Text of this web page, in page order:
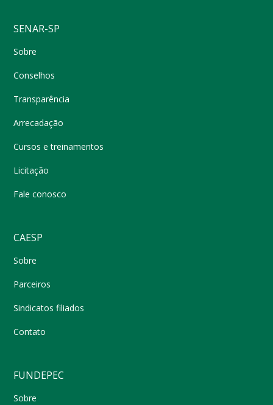
SENAR-SP
Sobre
Conselhos
Transparência
Arrecadação
Cursos e treinamentos
Licitação
Fale conosco
CAESP
Sobre
Parceiros
Sindicatos filiados
Contato
FUNDEPEC
Sobre